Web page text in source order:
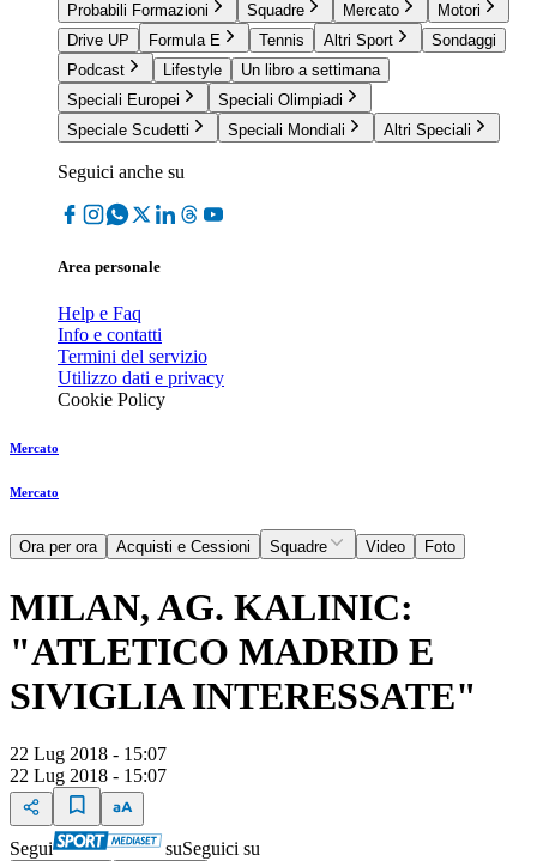
Probabili Formazioni
Squadre Mercato
Motori
Drive UP
Formula E Tennis Altri Sport
Sondaggi
Podcast
Lifestyle
Un libro a settimana
Speciali Europei
Speciali Olimpiadi
Speciale Scudetti
Speciali Mondiali Altri Speciali
Seguici anche su
Area personale
Help e Faq
Info e contatti
Termini del servizio
Utilizzo dati e privacy
Cookie Policy
Mercato
Mercato
Ora per ora Acquisti e Cessioni Squadre Video Foto
MILAN, AG. KALINIC:
"ATLETICO MADRID E
SIVIGLIA INTERESSATE"
22 Lug 2018 - 15:07
22 Lug 2018 - 15:07
Segui suSeguici su